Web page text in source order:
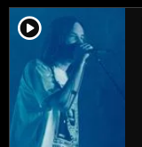
player2